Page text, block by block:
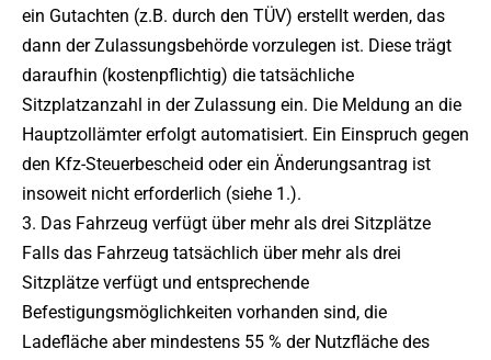
ein Gutachten (z.B. durch den TÜV) erstellt werden, das
dann der Zulassungsbehörde vorzulegen ist. Diese trägt
daraufhin (kostenpflichtig) die tatsächliche
Sitzplatzanzahl in der Zulassung ein. Die Meldung an die
Hauptzollämter erfolgt automatisiert. Ein Einspruch gegen
den Kfz-Steuerbescheid oder ein Änderungsantrag ist
insoweit nicht erforderlich (siehe 1.).
3. Das Fahrzeug verfügt über mehr als drei Sitzplätze
Falls das Fahrzeug tatsächlich über mehr als drei
Sitzplätze verfügt und entsprechende
Befestigungsmöglichkeiten vorhanden sind, die
Ladefläche aber mindestens 55 % der Nutzfläche des